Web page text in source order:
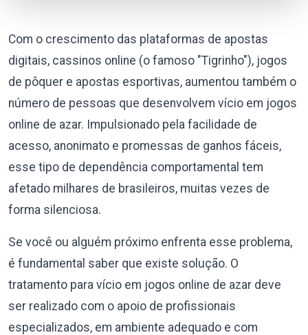
Com o crescimento das plataformas de apostas
digitais, cassinos online (o famoso "Tigrinho"), jogos
de pôquer e apostas esportivas, aumentou também o
número de pessoas que desenvolvem vício em jogos
online de azar. Impulsionado pela facilidade de
acesso, anonimato e promessas de ganhos fáceis,
esse tipo de dependência comportamental tem
afetado milhares de brasileiros, muitas vezes de
forma silenciosa.
Se você ou alguém próximo enfrenta esse problema,
é fundamental saber que existe solução. O
tratamento para vício em jogos online de azar deve
ser realizado com o apoio de profissionais
especializados, em ambiente adequado e com